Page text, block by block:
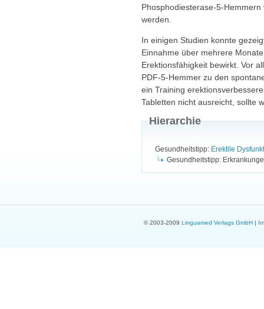
Phosphodiesterase-5-
werden.
In einigen Studien konnte
Einnahme über mehrere
Erektionsfähigkeit bewirkt. Vor
PDF-5-Hemmer zu den
ein Training
Tabletten nicht ausreicht, sollte
Hierarchie
Gesundheitstipp: Erektile
Gesundheitstipp:
© 2003-2009 Linguamed Verlags GmbH|